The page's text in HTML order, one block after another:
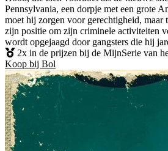
Pennsylvania, een dorpje met een grote
moet hij zorgen voor gerechtigheid,
zijn positie om zijn criminele activiteiten
wordt opgejaagd door gangsters die hij
2x in de prijzen bij de MijnSerie van
Koop bij Bol